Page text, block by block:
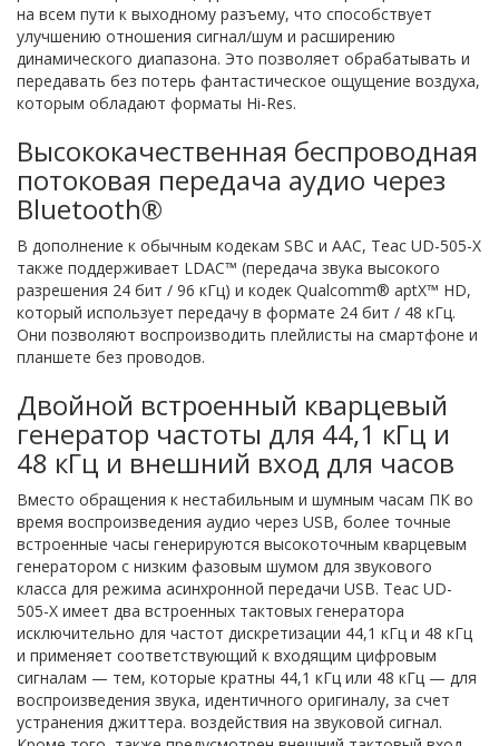
на всем пути к выходному разъему, что способствует
улучшению отношения сигнал/шум и расширению
динамического диапазона. Это позволяет обрабатывать и
передавать без потерь фантастическое ощущение воздуха,
которым обладают форматы Hi-Res.
Высококачественная беспроводная
потоковая передача аудио через
Bluetooth®
В дополнение к обычным кодекам SBC и AAC, Teac UD-505-X
также поддерживает LDAC™ (передача звука высокого
разрешения 24 бит / 96 кГц) и кодек Qualcomm® aptX™ HD,
который использует передачу в формате 24 бит / 48 кГц.
Они позволяют воспроизводить плейлисты на смартфоне и
планшете без проводов.
Двойной встроенный кварцевый
генератор частоты для 44,1 кГц и
48 кГц и внешний вход для часов
Вместо обращения к нестабильным и шумным часам ПК во
время воспроизведения аудио через USB, более точные
встроенные часы генерируются высокоточным кварцевым
генератором с низким фазовым шумом для звукового
класса для режима асинхронной передачи USB. Teac UD-
505-X имеет два встроенных тактовых генератора
исключительно для частот дискретизации 44,1 кГц и 48 кГц
и применяет соответствующий к входящим цифровым
сигналам — тем, которые кратны 44,1 кГц или 48 кГц — для
воспроизведения звука, идентичного оригиналу, за счет
устранения джиттера. воздействия на звуковой сигнал.